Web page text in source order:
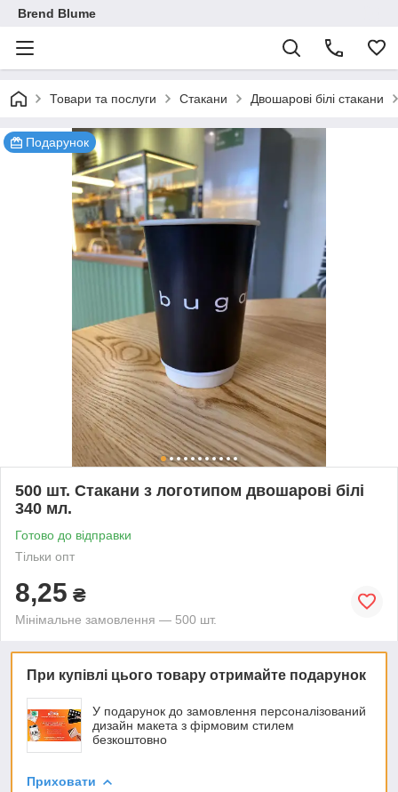
Brend Blume
Товари та послуги Стакани Двошарові білі стакани
Подарунок
500 шт. Стакани з логотипом двошарові білі
340 мл.
Готово до відправки
Тільки опт
8,25 ₴
Мінімальне замовлення — 500 шт.
При купівлі цього товару отримайте подарунок
У подарунок до замовлення персоналізований
дизайн макета з фірмовим стилем
безкоштовно
Приховати